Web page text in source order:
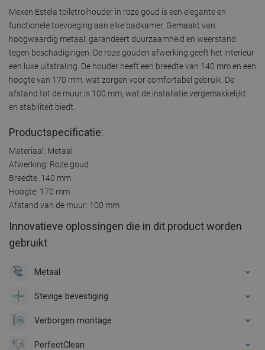
Mexen Estela toiletrolhouder in roze goud is een elegante en
functionele toevoeging aan elke badkamer. Gemaakt van
hoogwaardig metaal, garandeert duurzaamheid en weerstand
tegen beschadigingen. De roze gouden afwerking geeft het interieur
een luxe uitstraling. De houder heeft een breedte van 140 mm en een
hoogte van 170 mm, wat zorgen voor comfortabel gebruik. De
afstand tot de muur is 100 mm, wat de installatie vergemakkelijkt
en stabiliteit biedt.
Productspecificatie:
Materiaal: Metaal
Afwerking: Roze goud
Breedte: 140 mm
Hoogte: 170 mm
Afstand van de muur: 100 mm
Innovatieve oplossingen die in dit product worden
gebruikt
Metaal
Stevige bevestiging
Verborgen montage
PerfectClean